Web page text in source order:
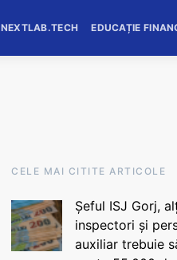
NEXTLAB.TECH EDUCAȚIE
CELE MAI CITITE ARTICOLE
Șeful ISJ Gorj,
inspectori și
auxiliar trebuie